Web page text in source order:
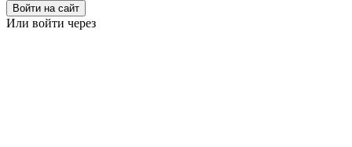
Войти на сайт
Или войти через